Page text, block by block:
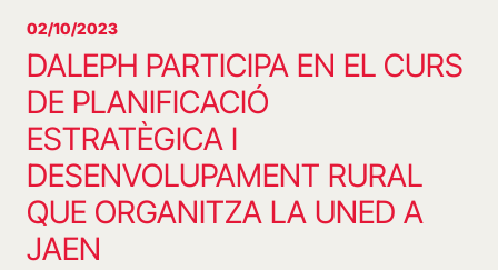
02/10/2023
DALEPH PARTICIPA EN EL CURS
DE PLANIFICACIÓ
ESTRATÈGICA I
DESENVOLUPAMENT RURAL
QUE ORGANITZA LA UNED A
JAEN